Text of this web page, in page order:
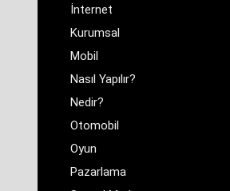
İnternet
Kurumsal
Mobil
Nasıl Yapılır?
Nedir?
Otomobil
Oyun
Pazarlama